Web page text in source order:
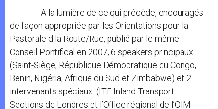
A la lumière de ce qui précède, encouragés
de façon appropriée par les Orientations pour la
Pastorale d la Route/Rue, publié par le même
Conseil Pontifical en 2007, 6 speakers principaux
(Saint-Siège, République Démocratique du Congo,
Benin, Nigéria, Afrique du Sud et Zimbabwe) et 2
intervenants spéciaux (ITF Inland Transport
Sections de Londres et l’Office régional de l’OIM